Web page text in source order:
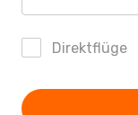
Direktflüge